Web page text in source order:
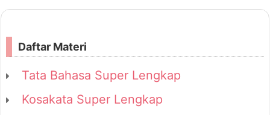
Daftar Materi
Tata Bahasa Super Lengkap
Kosakata Super Lengkap